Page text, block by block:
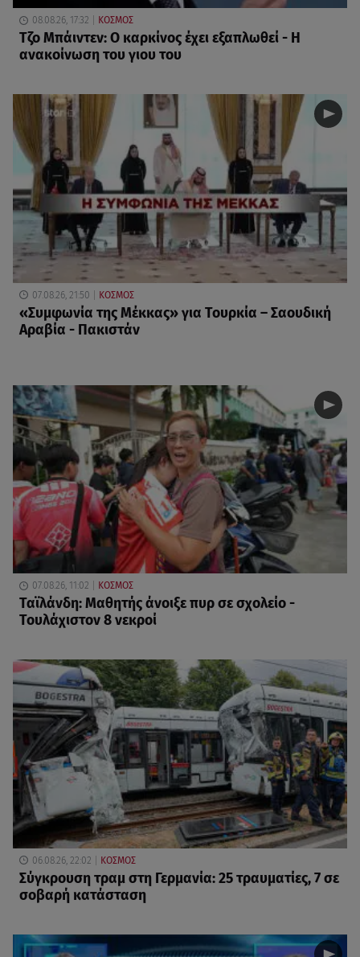
08.08.26, 17:32 ΚΟΣΜΟΣ
Τζο Μπάιντεν: Ο καρκίνος έχει εξαπλωθεί - Η
ανακοίνωση του γιου του
07.08.26, 21:50 ΚΟΣΜΟΣ
«Συμφωνία της Μέκκας» για Τουρκία – Σαουδική
Αραβία - Πακιστάν
07.08.26, 11:02 ΚΟΣΜΟΣ
Ταϊλάνδη: Μαθητής άνοιξε πυρ σε σχολείο -
Τουλάχιστον 8 νεκροί
06.08.26, 22:02 ΚΟΣΜΟΣ
Σύγκρουση τραμ στη Γερμανία: 25 τραυματίες, 7 σε
σοβαρή κατάσταση